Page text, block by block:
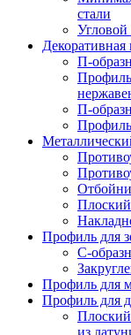
стали
Декоративная
П-
П-
Профиль для
С-
Профиль для
Профиль для
из